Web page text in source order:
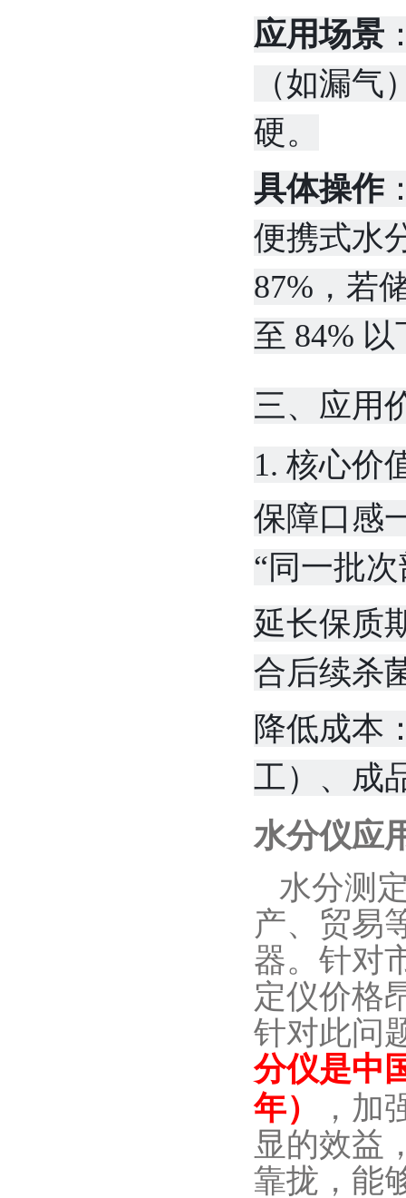
应用场景
（如漏
硬。
具体操作
便携式水
87%，若
至 84%
三、应用
1. 核心价
保障口感
“同一批
延长保质
合后续杀
降低成本
工）、成
水分仪应
水分测
产、贸易
器。针对
定仪价格
针对此问
分仪是中
年）
，加
显的效益
靠拢，能